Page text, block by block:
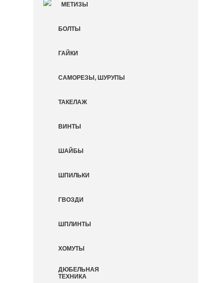
МЕТИЗЫ
БОЛТЫ
ГАЙКИ
САМОРЕЗЫ, ШУРУПЫ
ТАКЕЛАЖ
ВИНТЫ
ШАЙБЫ
ШПИЛЬКИ
ГВОЗДИ
ШПЛИНТЫ
ХОМУТЫ
ДЮБЕЛЬНАЯ
ТЕХНИКА